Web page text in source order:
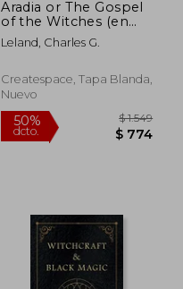
Aradia or The Gospel
of the Witches (en
Inglés)
Leland, Charles G.
Createspace, Tapa Blanda,
Nuevo